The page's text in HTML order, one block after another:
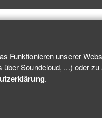
Funktionieren unserer
Soundcloud, ...) oder
.